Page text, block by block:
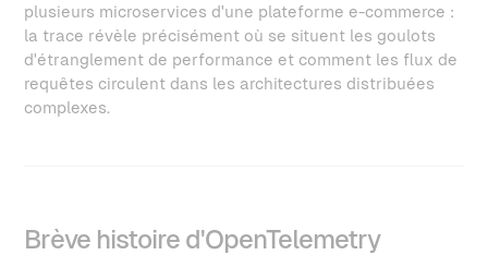
plusieurs microservices d'une plateforme e-commerce :
la trace révèle précisément où se situent les goulots
d'étranglement de performance et comment les flux de
requêtes circulent dans les architectures distribuées
complexes.
Brève histoire d'OpenTelemetry